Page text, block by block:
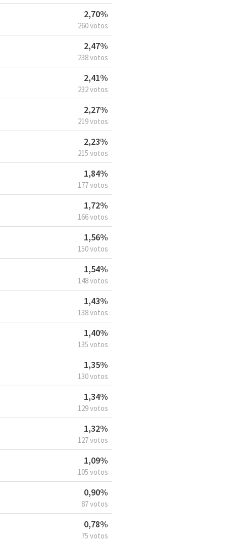
2,70%
260 votos
2,47%
238 votos
2,41%
232 votos
2,27%
219 votos
2,23%
215 votos
1,84%
177 votos
1,72%
166 votos
1,56%
150 votos
1,54%
148 votos
1,43%
138 votos
1,40%
135 votos
1,35%
130 votos
1,34%
129 votos
1,32%
127 votos
1,09%
105 votos
0,90%
87 votos
0,78%
75 votos